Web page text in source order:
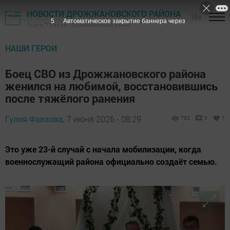
НОВОСТИ ДРОЖЖАНОВСКОГО РАЙОНА
Газета "Туган як" - Дрожжановский район
НАШИ ГЕРОИ
Боец СВО из Дрожжановского района
женился на любимой, восстановившись
после тяжёлого ранения
Гулия Фаизова, 7 июня 2026 - 08:29 792 0 1
Это уже 23-й случай с начала мобилизации, когда
военнослужащий района официально создаёт семью.
3 Автоматическое закрытие баннера через